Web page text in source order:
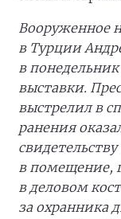
Вооруженное
в Турции
в
выставки.
выстрелил в
ранения
в помещение,
в деловом
за охранника